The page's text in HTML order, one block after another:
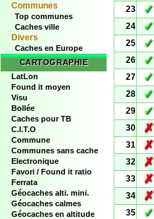
Communes
Top communes
Caches ville
Divers
Caches en Europe
CARTOGRAPHIE
LatLon
Found it moyen
Visu
Bollée
Caches pour TB
C.I.T.O
Commune
Communes sans cache
Electronique
Favori / Found it ratio
Ferrata
Géocaches alti. mini.
Géocaches calmes
Géocaches en altitude
23
✓
24
✓
25
✓
26
✓
27
✓
28
✓
29
✓
30
✗
31
✗
32
✗
33
✗
34
✗
35
✓